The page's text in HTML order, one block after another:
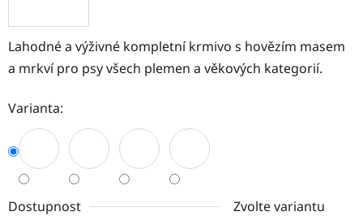
Lahodné a výživné kompletní krmivo s hovězím masem
a mrkví pro psy všech plemen a věkových kategorií.
Varianta:
Dostupnost Zvolte variantu